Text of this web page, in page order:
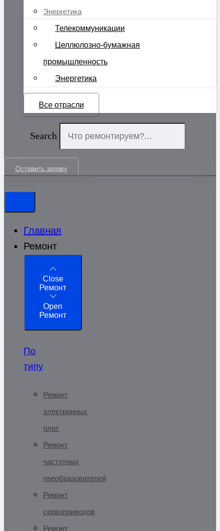
Энергетика
Телекоммуникации
Целлюлозно-бумажная
промышленность
Энергетика
Все отрасли
Search
Оставить заявку
Главная
Ремонт
Close
Ремонт
Open
Ремонт
По
типу
Ремонт
электронных
плат
Ремонт
частотных
преобразователей
Ремонт
сервоприводов
Ремонт